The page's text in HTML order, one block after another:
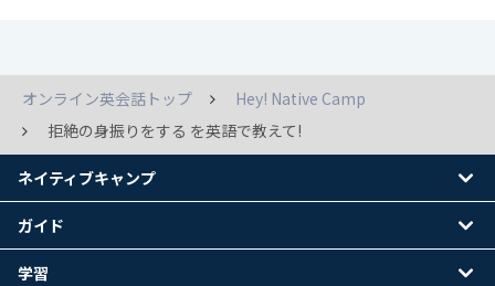
オンライン英会話トップ
Hey! Native Camp
拒絶の身振りをする を英語で教えて!
ネイティブキャンプ
ガイド
学習